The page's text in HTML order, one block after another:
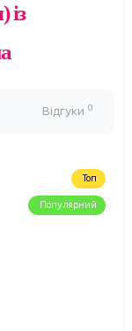
із
Відгуки 0
Топ
Популярний